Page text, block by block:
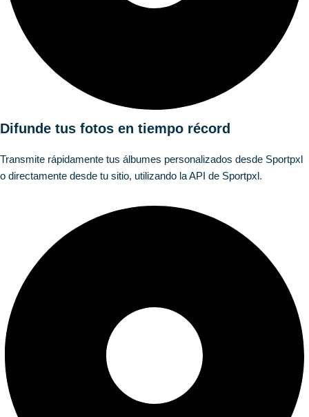
Difunde tus fotos en tiempo récord
Transmite rápidamente tus álbumes personalizados desde Sportpxl
o directamente desde tu sitio, utilizando la API de Sportpxl.